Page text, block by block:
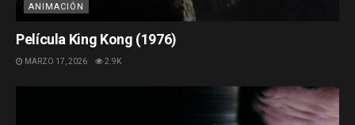
ANIMACIÓN
Película King Kong (1976)
MARZO 17, 2026 2.9K